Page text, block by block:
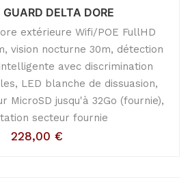
DELTA DORE
extérieure Wifi/POE FullHD
vision nocturne 30m, détection
avec discrimination
LED blanche de dissuasion,
MicroSD jusqu'à 32Go (fournie),
secteur fournie
228,00 €